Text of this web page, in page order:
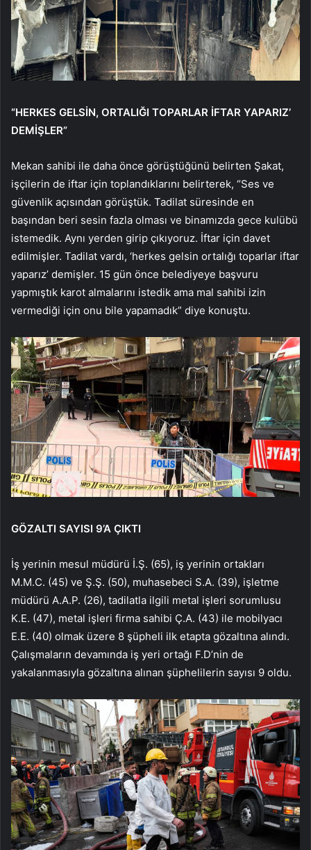
“HERKES GELSİN, ORTALIĞI TOPARLAR İFTAR YAPARIZ’
DEMİŞLER”
Mekan sahibi ile daha önce görüştüğünü belirten Şakat,
işçilerin de iftar için toplandıklarını belirterek, “Ses ve
güvenlik açısından görüştük. Tadilat süresinde en
başından beri sesin fazla olması ve binamızda gece kulübü
istemedik. Aynı yerden girip çıkıyoruz. İftar için davet
edilmişler. Tadilat vardı, ‘herkes gelsin ortalığı toparlar iftar
yaparız’ demişler. 15 gün önce belediyeye başvuru
yapmıştık karot almalarını istedik ama mal sahibi izin
vermediği için onu bile yapamadık” diye konuştu.
GÖZALTI SAYISI 9’A ÇIKTI
İş yerinin mesul müdürü İ.Ş. (65), iş yerinin ortakları
M.M.C. (45) ve Ş.Ş. (50), muhasebeci S.A. (39), işletme
müdürü A.A.P. (26), tadilatla ilgili metal işleri sorumlusu
K.E. (47), metal işleri firma sahibi Ç.A. (43) ile mobilyacı
E.E. (40) olmak üzere 8 şüpheli ilk etapta gözaltına alındı.
Çalışmaların devamında iş yeri ortağı F.D’nin de
yakalanmasıyla gözaltına alınan şüphelilerin sayısı 9 oldu.